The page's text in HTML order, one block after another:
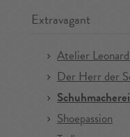
Extravagant
Atelier
Der Herr der
Shoepassion